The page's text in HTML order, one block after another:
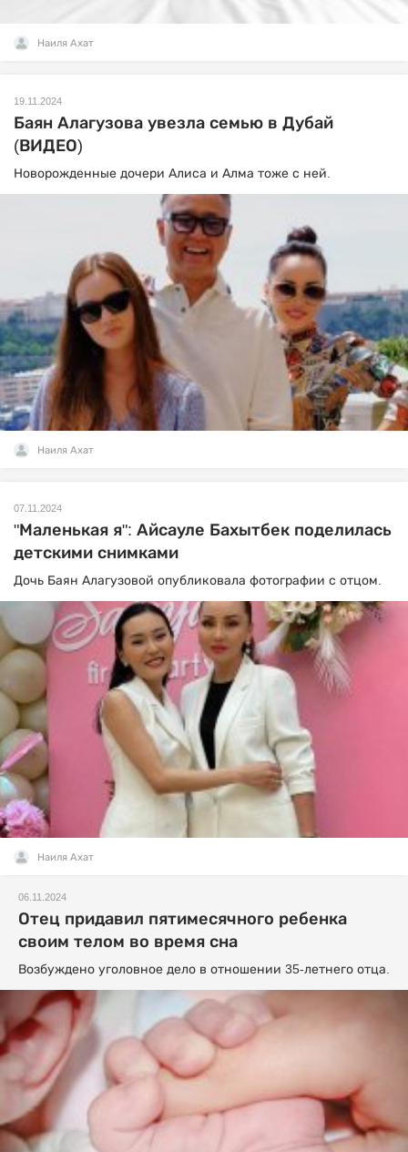
Наиля Ахат
19.11.2024
Баян Алагузова увезла семью в Дубай
(ВИДЕО)
Новорожденные дочери Алиса и Алма тоже с ней.
Наиля Ахат
07.11.2024
"Маленькая я": Айсауле Бахытбек поделилась
детскими снимками
Дочь Баян Алагузовой опубликовала фотографии с отцом.
Наиля Ахат
06.11.2024
Отец придавил пятимесячного ребенка
своим телом во время сна
Возбуждено уголовное дело в отношении 35-летнего отца.